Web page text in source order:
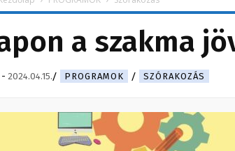
a szakma
- 2024.04.15. PROGRAMOK SZÓRAKOZÁS